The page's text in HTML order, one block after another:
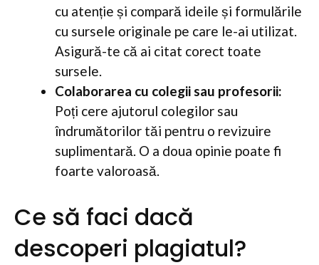
cu atenție și compară ideile și formulările
cu sursele originale pe care le-ai utilizat.
Asigură-te că ai citat corect toate
sursele.
Colaborarea cu colegii sau profesorii:
Poți cere ajutorul colegilor sau
îndrumătorilor tăi pentru o revizuire
suplimentară. O a doua opinie poate fi
foarte valoroasă.
Ce să faci dacă
descoperi plagiatul?